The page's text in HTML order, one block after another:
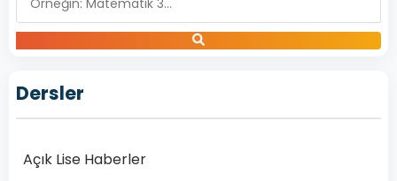
Açık
Lise
Dili
ve
5
Dersler
Açık Lise Haberler